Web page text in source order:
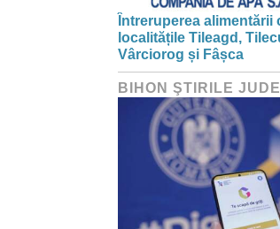
Întreruperea alimentării
localitățile Tileagd,
Vârciorog și Fâșca
BIHON ŞTIRILE